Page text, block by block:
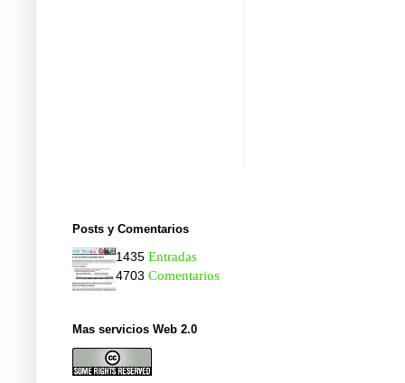
Posts y Comentarios
1435 Entradas
4703 Comentarios
Mas servicios Web 2.0